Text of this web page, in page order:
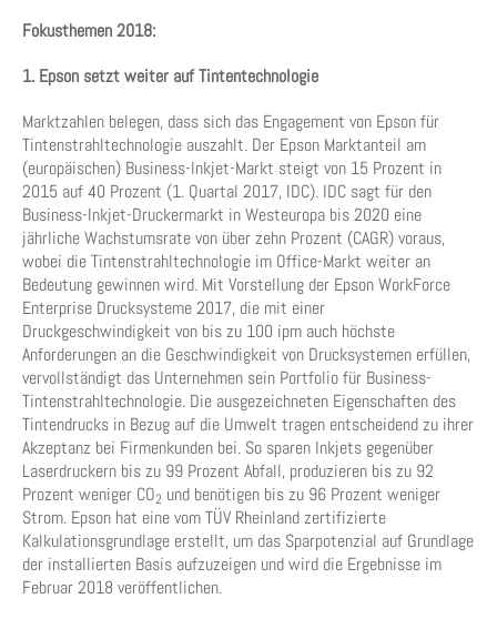
Fokusthemen 2018:
1. Epson setzt weiter auf Tintentechnologie
Marktzahlen belegen, dass sich das Engagement von Epson für
Tintenstrahltechnologie auszahlt. Der Epson Marktanteil am
(europäischen) Business-Inkjet-Markt steigt von 15 Prozent in
2015 auf 40 Prozent (1. Quartal 2017, IDC). IDC sagt für den
Business-Inkjet-Druckermarkt in Westeuropa bis 2020 eine
jährliche Wachstumsrate von über zehn Prozent (CAGR) voraus,
wobei die Tintenstrahltechnologie im Office-Markt weiter an
Bedeutung gewinnen wird. Mit Vorstellung der Epson WorkForce
Enterprise Drucksysteme 2017, die mit einer
Druckgeschwindigkeit von bis zu 100 ipm auch höchste
Anforderungen an die Geschwindigkeit von Drucksystemen erfüllen,
vervollständigt das Unternehmen sein Portfolio für Business-
Tintenstrahltechnologie. Die ausgezeichneten Eigenschaften des
Tintendrucks in Bezug auf die Umwelt tragen entscheidend zu ihrer
Akzeptanz bei Firmenkunden bei. So sparen Inkjets gegenüber
Laserdruckern bis zu 99 Prozent Abfall, produzieren bis zu 92
Prozent weniger CO2 und benötigen bis zu 96 Prozent weniger
Strom. Epson hat eine vom TÜV Rheinland zertifizierte
Kalkulationsgrundlage erstellt, um das Sparpotenzial auf Grundlage
der installierten Basis aufzuzeigen und wird die Ergebnisse im
Februar 2018 veröffentlichen.